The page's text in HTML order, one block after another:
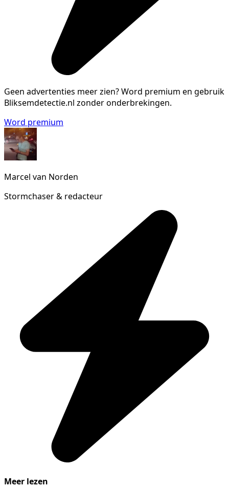
Geen advertenties meer zien?Word premium en gebruik
Bliksemdetectie.nl zonder onderbrekingen.
Word premium
Marcel van Norden
Stormchaser & redacteur
Meer lezen